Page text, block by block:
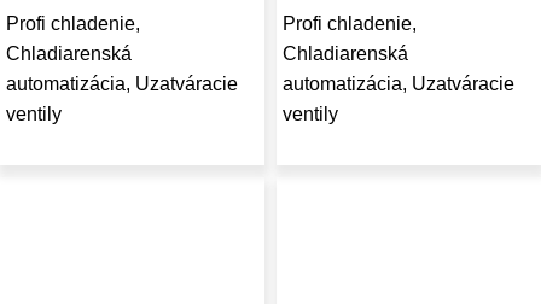
Profi chladenie,
Chladiarenská
automatizácia, Uzatváracie
ventily
Profi chladenie,
Chladiarenská
automatizácia, Uzatváracie
ventily